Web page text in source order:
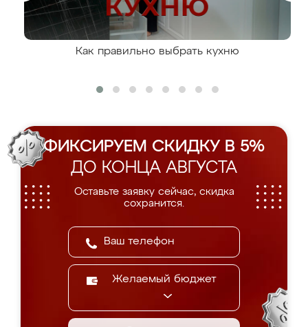
Как правильно выбрать кухню
ФИКСИРУЕМ СКИДКУ В 5%
ДО КОНЦА АВГУСТА
Оставьте заявку сейчас, скидка
сохранится.
Желаемый бюджет